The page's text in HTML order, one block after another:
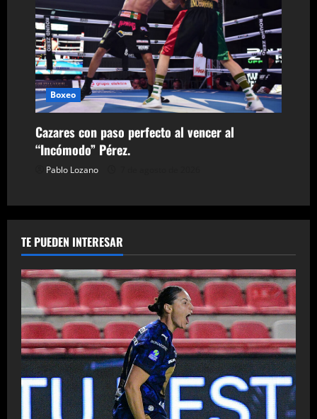
Boxeo
Cazares con paso perfecto al vencer al
“Incómodo” Pérez.
Pablo Lozano
TE PUEDEN INTERESAR